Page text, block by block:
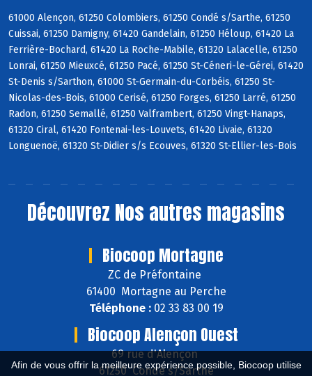
Afin de vous offrir la meilleure expérience possible, Biocoop utilise
61000 Alençon, 61250 Colombiers, 61250 Condé s/Sarthe, 61250
Cuissai, 61250 Damigny, 61420 Gandelain, 61250 Héloup, 61420 La
Ferrière-Bochard, 61420 La Roche-Mabile, 61320 Lalacelle, 61250
Lonrai, 61250 Mieuxcé, 61250 Pacé, 61250 St-Céneri-le-Gérei, 61420
St-Denis s/Sarthon, 61000 St-Germain-du-Corbéis, 61250 St-
Nicolas-des-Bois, 61000 Cerisé, 61250 Forges, 61250 Larré, 61250
Radon, 61250 Semallé, 61250 Valframbert, 61250 Vingt-Hanaps,
61320 Ciral, 61420 Fontenai-les-Louvets, 61420 Livaie, 61320
Longuenoë, 61320 St-Didier s/s Ecouves, 61320 St-Ellier-les-Bois
Découvrez Nos autres magasins
Biocoop Mortagne
ZC de Préfontaine
61400 Mortagne au Perche
Téléphone :02 33 83 00 19
Biocoop Alençon Ouest
69 rue d'Alençon
61250 Condé s/Sarthe